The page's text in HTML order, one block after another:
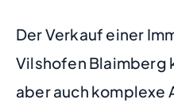
Der Verkauf einer
Vilshofen Blaimberg
aber auch komplexe